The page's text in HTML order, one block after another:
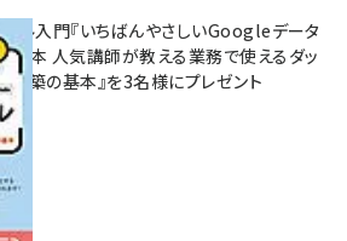
ル入門『いちばんやさしいGoogleデータ
教本 人気講師が教える業務で使えるダッ
構築の基本』を3名様にプレゼント